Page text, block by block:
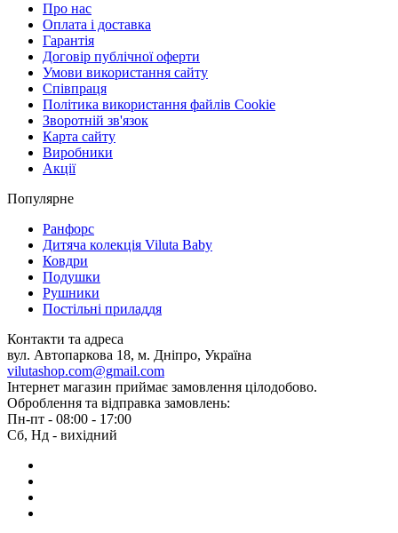
Про нас
Оплата і доставка
Гарантія
Договір публічної оферти
Умови використання сайту
Співпраця
Політика використання файлів Cookie
Зворотній зв'язок
Карта сайту
Виробники
Акції
Популярне
Ранфорс
Дитяча колекція Viluta Baby
Ковдри
Подушки
Рушники
Постільні приладдя
Контакти та адреса
вул. Автопаркова 18, м. Дніпро, Україна
vilutashop.com@gmail.com
Інтернет магазин приймає замовлення цілодобово.
Оброблення та відправка замовлень:
Пн-пт - 08:00 - 17:00
Сб, Нд - вихідний